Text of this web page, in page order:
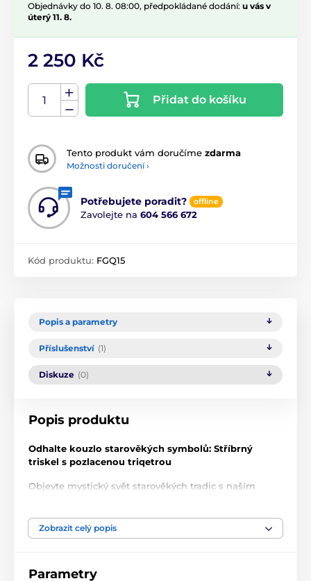
Objednávky do 10. 8. 08:00, předpokládané dodání: u vás v
úterý 11. 8.
2 250 Kč
Přidat do košíku
Tento produkt vám doručíme zdarma
Možnosti doručení ›
Potřebujete poradit? offline
Zavolejte na 604 566 672
Kód produktu: FGQ15
Popis a parametry
Příslušenství (1)
Diskuze (0)
Popis produktu
Odhalte kouzlo starověkých symbolů: Stříbrný
triskel s pozlacenou triqetrou
Objevte mystický svět starověkých tradic s naším
925, je inspirován světem fantasy a keltskou
symbolikou, která přináší kouzlo a moudrost dávných
Triskel a Triquetra:
Zobrazit celý popis
Parametry